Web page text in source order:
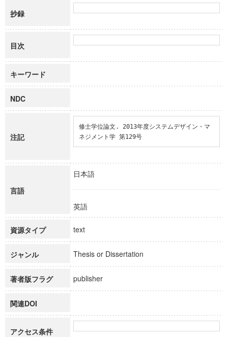
抄録
目次
キーワード
NDC
注記
修士学位論文. 2013年度システムデザイン・マ
ネジメント学 第129号
言語
日本語
英語
資源タイプ text
ジャンル Thesis or Dissertation
著者版フラグ publisher
関連DOI
アクセス条件